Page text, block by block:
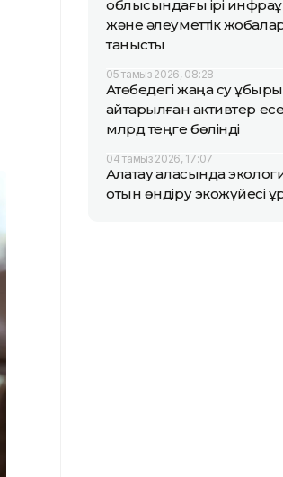
облысындағы ірі
және әлеуметтік
танысты
05 тамыз 2026, 08:28
Ақтөбедегі жаңа су
қайтарылған активтер
млрд теңге бөлінді
04 тамыз 2026, 17:07
Алатау қаласында
отын өндіру экожүйесі